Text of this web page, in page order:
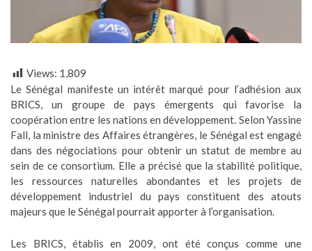
Views: 1,809
Le Sénégal manifeste un intérêt marqué pour l’adhésion aux
BRICS, un groupe de pays émergents qui favorise la
coopération entre les nations en développement. Selon Yassine
Fall, la ministre des Affaires étrangères, le Sénégal est engagé
dans des négociations pour obtenir un statut de membre au
sein de ce consortium. Elle a précisé que la stabilité politique,
les ressources naturelles abondantes et les projets de
développement industriel du pays constituent des atouts
majeurs que le Sénégal pourrait apporter à l’organisation.
Les BRICS, établis en 2009, ont été conçus comme une